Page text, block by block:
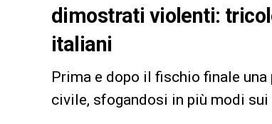
dimostrati violenti:
italiani
Prima e dopo il fischio finale
civile, sfogandosi in più modi